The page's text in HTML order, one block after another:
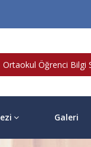
Ortaokul Öğrenci Bilgi
Galeri